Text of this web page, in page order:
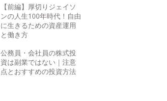
【前編】厚切りジェイソ
ンの人生100年時代！自由
に生きるための資産運用
と働き方
公務員・会社員の株式投
資は副業ではない｜注意
点とおすすめの投資方法